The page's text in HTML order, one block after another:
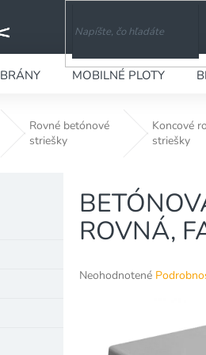
BRÁNY MOBILNÉ PLOTY
Rovné betónové
striešky
Koncové
striešky
ROVNÁ,
Priemerné
Neohodnotené